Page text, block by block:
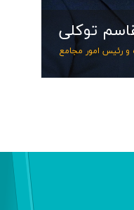
توکلی
رئیس امور مجامع